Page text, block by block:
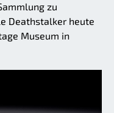
zu
Deathstalker heute
Museum in